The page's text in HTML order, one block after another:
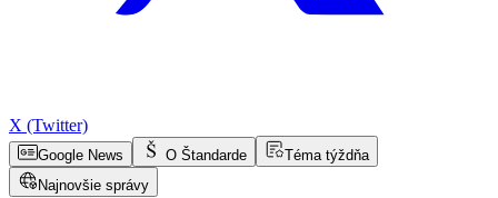
X (Twitter)
Google News O Štandarde
Téma týždňa
Najnovšie správy